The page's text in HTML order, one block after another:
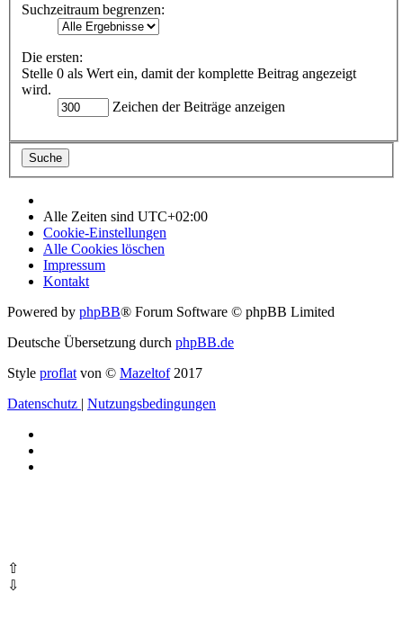
Suchzeitraum begrenzen:
Die ersten:
Stelle 0 als Wert ein, damit der komplette Beitrag angezeigt
wird.
Zeichen der Beiträge anzeigen
Alle Zeiten sind UTC+02:00
Cookie-Einstellungen
Alle Cookies löschen
Impressum
Kontakt
Powered by phpBB® Forum Software © phpBB Limited
Deutsche Übersetzung durch phpBB.de
Style proflat von © Mazeltof2017
Datenschutz | Nutzungsbedingungen
⇧
⇩